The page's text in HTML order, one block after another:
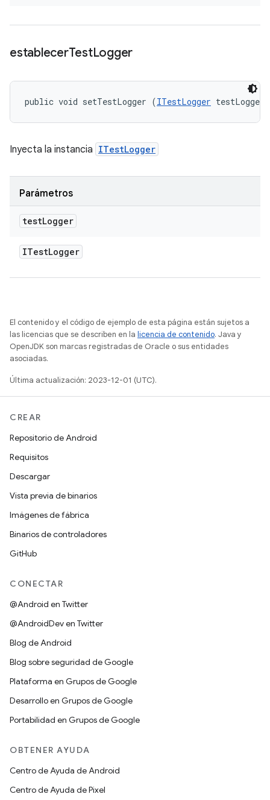
establecerTestLogger
public void setTestLogger (ITestLogger testLogger)
Inyecta la instancia ITestLogger
Parámetros
testLogger
ITestLogger
El contenido y el código de ejemplo de esta página están sujetos a
las licencias que se describen en la licencia de contenido. Java y
OpenJDK son marcas registradas de Oracle o sus entidades
asociadas.
Última actualización: 2023-12-01 (UTC).
CREAR
Repositorio de Android
Requisitos
Descargar
Vista previa de binarios
Imágenes de fábrica
Binarios de controladores
GitHub
CONECTAR
@Android en Twitter
@AndroidDev en Twitter
Blog de Android
Blog sobre seguridad de Google
Plataforma en Grupos de Google
Desarrollo en Grupos de Google
Portabilidad en Grupos de Google
OBTENER AYUDA
Centro de Ayuda de Android
Centro de Ayuda de Pixel